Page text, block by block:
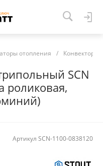
отопления / Конвекторы
SCN
роликовая,
Артикул SCN-1100-0838120